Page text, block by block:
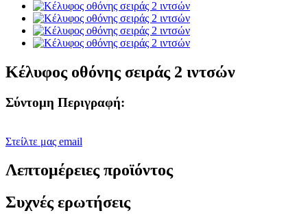
Κέλυφος οθόνης σειράς 2 ιντσών
Σύντομη Περιγραφή:
Στείλτε μας email
Λεπτομέρειες προϊόντος
Συχνές ερωτήσεις